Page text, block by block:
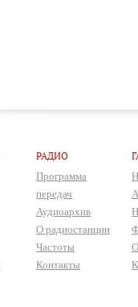
РАДИО
Программа
передач
Аудиоархив
О радиостанции
Частоты
Контакты